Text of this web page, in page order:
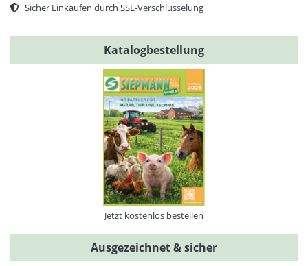
Sicher Einkaufen durch SSL-Verschlüsselung
Katalogbestellung
Jetzt kostenlos bestellen
Ausgezeichnet & sicher